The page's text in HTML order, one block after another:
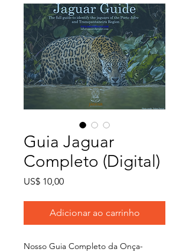
Guia Jaguar
Completo (Digital)
US$ 10,00Preço
Adicionar ao carrinho
Nosso Guia Completo da Onça-